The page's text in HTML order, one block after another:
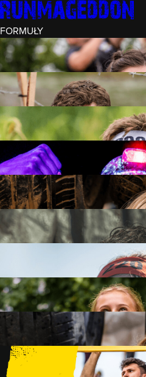
FORMUŁY
INTRO (¼)
15 PRZESZKÓD
3 KM+
REKRUT (½)
30 PRZESZKÓD
6 KM+
RUNMAGEDDON
50 PRZESZKÓD
12 KM+
NOCNY REKRUT (½)
30 PRZESZKÓD
6 KM+
INTRO U-16
15 PRZESZKÓD
3 KM+
RUNMAGEDDON HARDCORE
70 PRZESZKÓD
21 KM+
42 KM+
FAMILY
15 PRZESZKÓD
2 KM+
KIDS
15 PRZESZKÓD
1 KM+
TRENINGI
WYDARZENIA